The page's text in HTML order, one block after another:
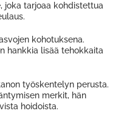
joka tarjoaa kohdistettua
kohotuksena.
hankkia lisää tehokkaita
työskentelyn perusta.
merkit, hän
hoidoista.